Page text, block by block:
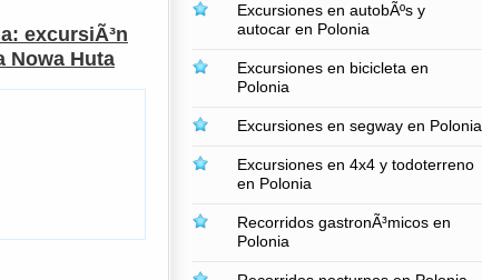
excursiÃ³n
Nowa Huta
Excursiones en autobÃºs y
autocar en Polonia
Excursiones en bicicleta en
Polonia
Excursiones en segway en Polonia
Excursiones en 4x4 y todoterreno
en Polonia
Recorridos gastronÃ³micos en
Polonia